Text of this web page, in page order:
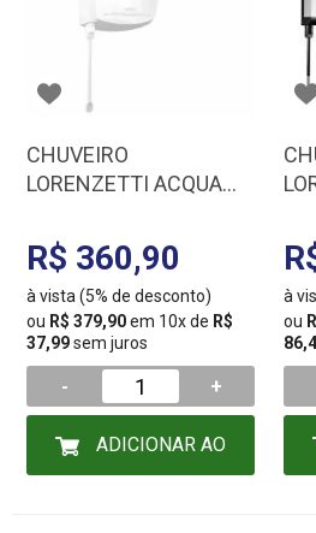
CHUVEIRO
LORENZETTI ACQUA
127/5500 7540577
R$ 360,90
à vista (5% de desconto)
ou R$ 379,90em 10x de R$
37,99sem juros
- +
à
ou